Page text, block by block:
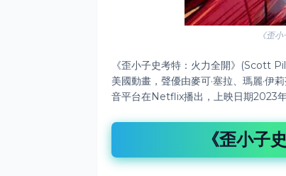
《歪
《歪小子史考特：火力全開》(Scott
美國動畫，聲優由麥可·塞拉、瑪麗·伊
音平台在Netflix播出，上映日期2023年
《歪小子